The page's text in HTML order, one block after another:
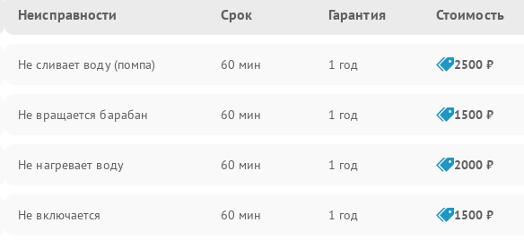
Неисправности Срок Гарантия Стоимость
Не сливает воду (помпа) 60 мин 1 год 2500 ₽
Не вращается барабан 60 мин 1 год 1500 ₽
Не нагревает воду 60 мин 1 год 2000 ₽
Не включается 60 мин 1 год 1500 ₽